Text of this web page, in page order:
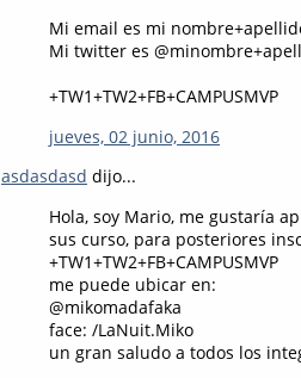
Mi email es mi
Mi twitter es
+TW1+TW2+FB+CAMPUSMVP
jueves, 02 junio, 2016
asdasdasd dijo...
Hola, soy Mario, me gustaría
sus curso, para posteriores
+TW1+TW2+FB+CAMPUSMVP
me puede ubicar en:
@mikomadafaka
face: /LaNuit.Miko
un gran saludo a todos los